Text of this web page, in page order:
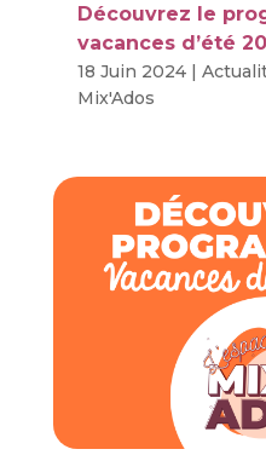
Découvrez le
vacances d’été
18 Juin 2024|
Mix'Ados